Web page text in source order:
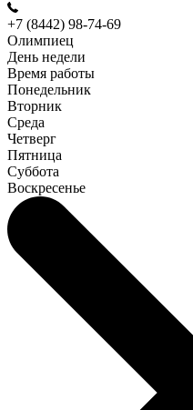
+7 (8442) 98-74-69
Олимпиец
День недели
Время работы
Понедельник
Вторник
Среда
Четверг
Пятница
Суббота
Воскресенье